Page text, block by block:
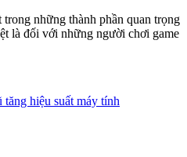
những thành phần quan trọng
là đối với những người chơi game